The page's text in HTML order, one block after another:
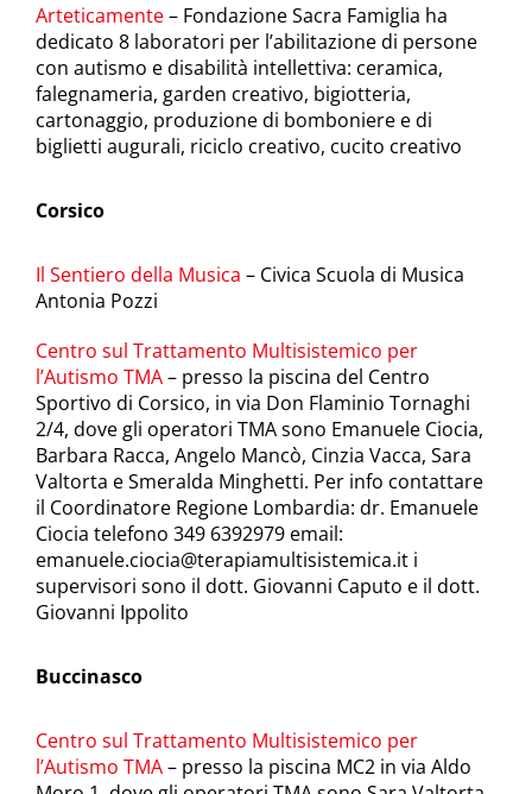
Arteticamente– Fondazione Sacra Famiglia ha
dedicato 8 laboratori per l’abilitazione di persone
con autismo e disabilità intellettiva: ceramica,
falegnameria, garden creativo, bigiotteria,
cartonaggio, produzione di bomboniere e di
biglietti augurali, riciclo creativo, cucito creativo
Corsico
Il Sentiero della Musica – Civica Scuola di Musica
Antonia Pozzi
Centro sul Trattamento Multisistemico per
l’Autismo TMA– presso la piscina del Centro
Sportivo di Corsico, in via Don Flaminio Tornaghi
2/4, dove gli operatori TMA sono Emanuele Ciocia,
Barbara Racca, Angelo Mancò, Cinzia Vacca, Sara
Valtorta e Smeralda Minghetti. Per info contattare
il Coordinatore Regione Lombardia: dr. Emanuele
Ciocia telefono 349 6392979 email:
emanuele.ciocia@terapiamultisistemica.it i
supervisori sono il dott. Giovanni Caputo e il dott.
Giovanni Ippolito
Buccinasco
Centro sul Trattamento Multisistemico per
l’Autismo TMA– presso la piscina MC2 in via Aldo